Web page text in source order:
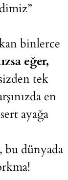
binlerce
eğer,
tek
en
ayağa
bu dünyada